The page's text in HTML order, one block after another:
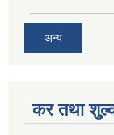
अन्य
कर तथा